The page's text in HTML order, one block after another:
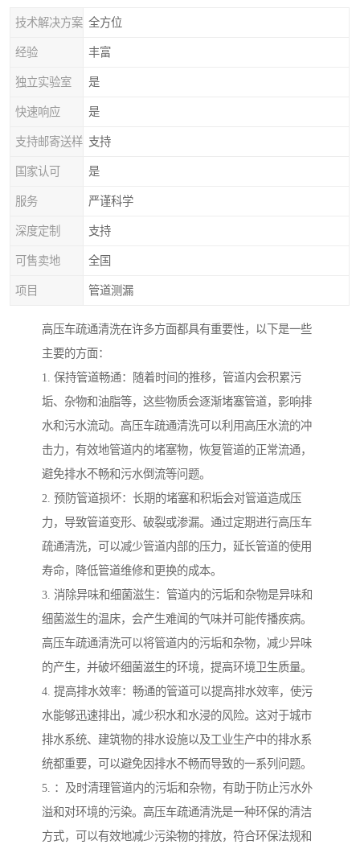
技术解决方案 全方位
经验 丰富
独立实验室 是
快速响应 是
支持邮寄送样 支持
国家认可 是
服务 严谨科学
深度定制 支持
可售卖地 全国
项目 管道测漏
高压车疏通清洗在许多方面都具有重要性，以下是一些
主要的方面：
1. 保持管道畅通：随着时间的推移，管道内会积累污
垢、杂物和油脂等，这些物质会逐渐堵塞管道，影响排
水和污水流动。高压车疏通清洗可以利用高压水流的冲
击力，有效地管道内的堵塞物，恢复管道的正常流通，
避免排水不畅和污水倒流等问题。
2. 预防管道损坏：长期的堵塞和积垢会对管道造成压
力，导致管道变形、破裂或渗漏。通过定期进行高压车
疏通清洗，可以减少管道内部的压力，延长管道的使用
寿命，降低管道维修和更换的成本。
3. 消除异味和细菌滋生：管道内的污垢和杂物是异味和
细菌滋生的温床，会产生难闻的气味并可能传播疾病。
高压车疏通清洗可以将管道内的污垢和杂物，减少异味
的产生，并破坏细菌滋生的环境，提高环境卫生质量。
4. 提高排水效率：畅通的管道可以提高排水效率，使污
水能够迅速排出，减少积水和水浸的风险。这对于城市
排水系统、建筑物的排水设施以及工业生产中的排水系
统都重要，可以避免因排水不畅而导致的一系列问题。
5. ：及时清理管道内的污垢和杂物，有助于防止污水外
溢和对环境的污染。高压车疏通清洗是一种环保的清洁
方式，可以有效地减少污染物的排放，符合环保法规和